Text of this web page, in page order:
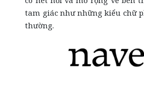
tam giác như những kiểu chữ
thường.